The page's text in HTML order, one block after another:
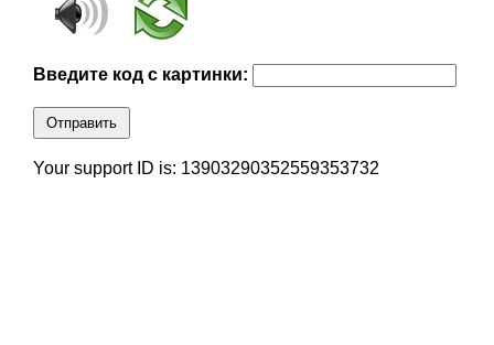
Введите код с картинки:
Отправить
Your support ID is: 13903290352559353732